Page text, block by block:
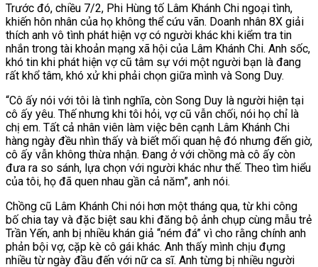
Trước đó, chiều 7/2, Phi Hùng tố Lâm Khánh Chi ngoại tình,
khiến hôn nhân của họ không thể cứu vãn. Doanh nhân 8X giải
thích anh vô tình phát hiện vợ có người khác khi kiểm tra tin
nhắn trong tài khoản mạng xã hội của Lâm Khánh Chi. Anh sốc,
khó tin khi phát hiện vợ cũ tâm sự với một người bạn là đang
rất khổ tâm, khó xử khi phải chọn giữa mình và Song Duy.
“Cô ấy nói với tôi là tình nghĩa, còn Song Duy là người hiện tại
cô ấy yêu. Thế nhưng khi tôi hỏi, vợ cũ vẫn chối, nói họ chỉ là
chị em. Tất cả nhân viên làm việc bên cạnh Lâm Khánh Chi
hàng ngày đều nhìn thấy và biết mối quan hệ đó nhưng đến giờ,
cô ấy vẫn không thừa nhận. Đang ở với chồng mà cô ấy còn
đưa ra so sánh, lựa chọn với người khác như thế. Theo tìm hiểu
của tôi, họ đã quen nhau gần cả năm”, anh nói.
Chồng cũ Lâm Khánh Chi nói hơn một tháng qua, từ khi công
bố chia tay và đặc biệt sau khi đăng bộ ảnh chụp cùng mẫu trẻ
Trần Yến, anh bị nhiều khán giả “ném đá” vì cho rằng chính anh
phản bội vợ, cặp kè cô gái khác. Anh thấy mình chịu đựng
nhiều từ ngày đầu đến với nữ ca sĩ. Anh từng bị nhiều người